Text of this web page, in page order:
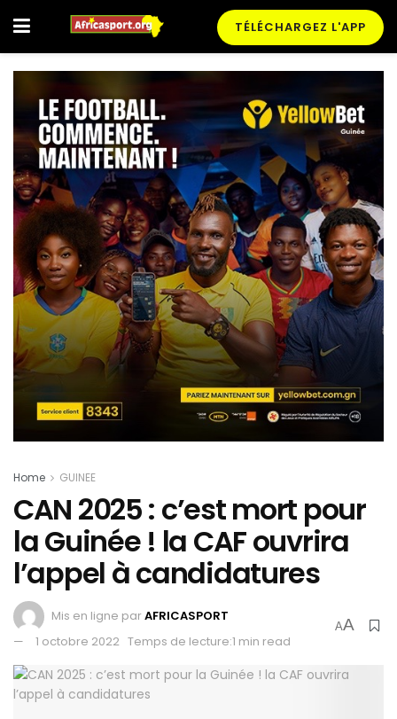
TÉLÉCHARGEZ L'APP
Home GUINEE
CAN 2025 : c’est mort pour
la Guinée ! la CAF ouvrira
l’appel à candidatures
Mis en ligne parAFRICASPORT
1 octobre 2022 Temps de lecture:1 min read
AA